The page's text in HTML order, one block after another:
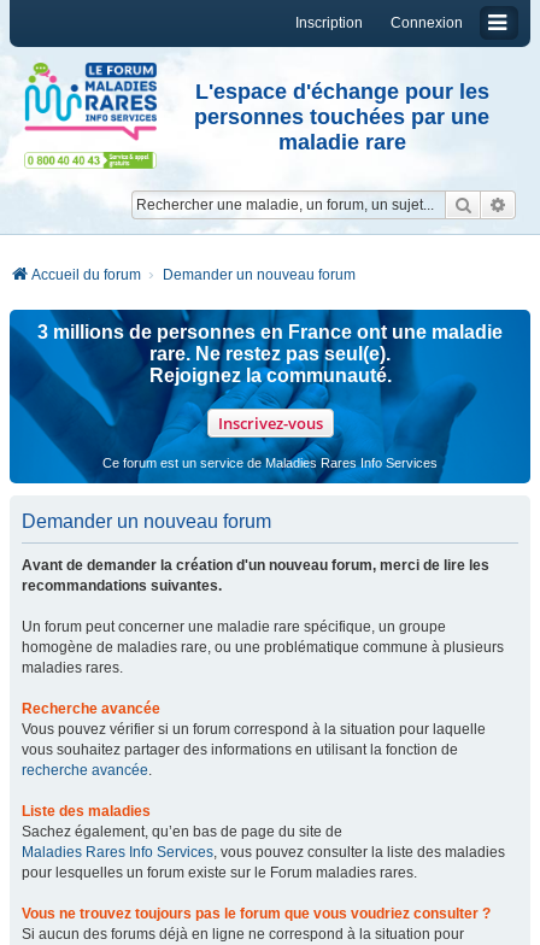
Connexion
Inscription
L'espace d'échange pour les
personnes touchées par une
maladie rare
Accueil du forum Demander un nouveau forum
3 millions de personnes en France ont une maladie
rare. Ne restez pas seul(e).
Rejoignez la communauté.
Inscrivez-vous
Ce forum est un service de Maladies Rares Info Services
Demander un nouveau forum
Avant de demander la création d'un nouveau forum, merci de lire les
recommandations suivantes.
Un forum peut concerner une maladie rare spécifique, un groupe
homogène de maladies rare, ou une problématique commune à plusieurs
maladies rares.
Recherche avancée
Vous pouvez vérifier si un forum correspond à la situation pour laquelle
vous souhaitez partager des informations en utilisant la fonction de
recherche avancée.
Liste des maladies
Sachez également, qu’en bas de page du site de
Maladies Rares Info Services, vous pouvez consulter la liste des maladies
pour lesquelles un forum existe sur le Forum maladies rares.
Vous ne trouvez toujours pas le forum que vous voudriez consulter ?
Si aucun des forums déjà en ligne ne correspond à la situation pour